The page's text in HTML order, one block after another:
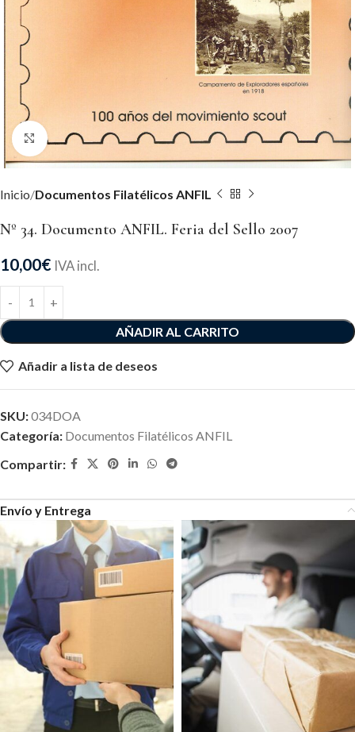
Click to enlarge
Inicio Documentos Filatélicos ANFIL
Nº 34. Documento ANFIL. Feria del Sello 2007
10,00€ IVA incl.
AÑADIR AL CARRITO
Alternative:
Añadir a lista de deseos
SKU:034DOA
Categoría: Documentos Filatélicos ANFIL
Compartir:
Envío y Entrega